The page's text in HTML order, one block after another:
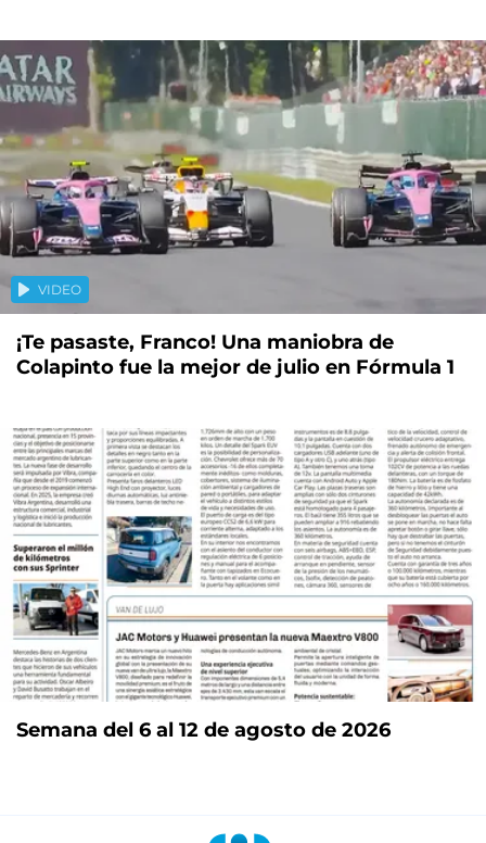
VIDEO
¡Te pasaste, Franco! Una maniobra de
Colapinto fue la mejor de julio en Fórmula 1
Semana del 6 al 12 de agosto de 2026